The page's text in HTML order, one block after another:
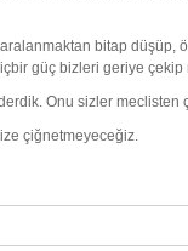
bitap düşüp,
güç bizleri geriye
Onu sizler meclisten
çiğnetmeyeceğiz.